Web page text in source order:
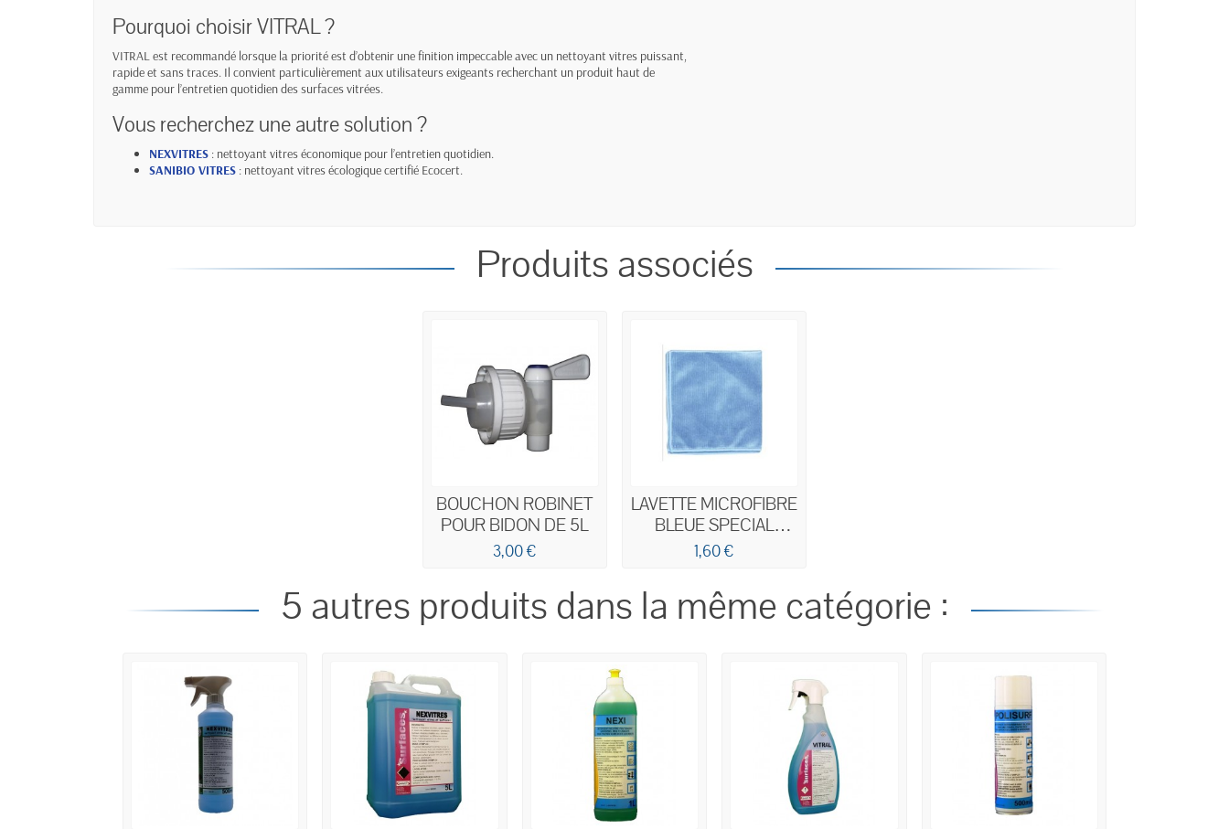
Pourquoi choisir VITRAL ?
VITRAL est recommandé lorsque la priorité est d’obtenir une finition impeccable avec un nettoyant vitres puissant,
rapide et sans traces. Il convient particulièrement aux utilisateurs exigeants recherchant un produit haut de
gamme pour l’entretien quotidien des surfaces vitrées.
Vous recherchez une autre solution ?
NEXVITRES : nettoyant vitres économique pour l’entretien quotidien.
SANIBIO VITRES : nettoyant vitres écologique certifié Ecocert.
Produits associés
BOUCHON ROBINET
POUR BIDON DE 5L
3,00 €
LAVETTE MICROFIBRE
BLEUE SPECIAL
VITRES
1,60 €
5 autres produits dans la même catégorie :